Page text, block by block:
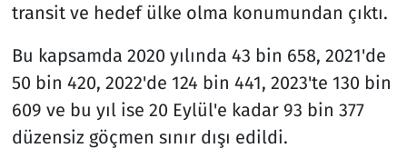
transit ve hedef ülke olma konumundan çıktı.
Bu kapsamda 2020 yılında 43 bin 658, 2021'de
50 bin 420, 2022'de 124 bin 441, 2023'te 130 bin
609 ve bu yıl ise 20 Eylül'e kadar 93 bin 377
düzensiz göçmen sınır dışı edildi.